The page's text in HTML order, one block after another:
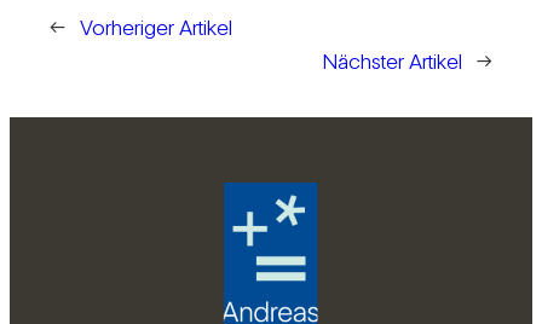
← Vorheriger Artikel
Nächster Artikel
→